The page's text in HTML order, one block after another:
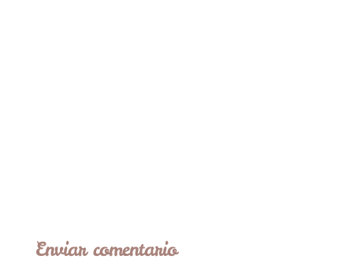
Enviar comentario